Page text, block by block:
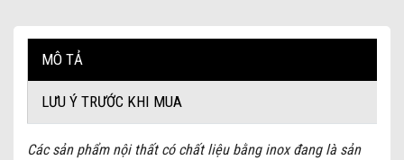
MÔ TẢ
LƯU Ý TRƯỚC KHI MUA
Các sản phẩm nội thất có chất liệu bằng inox đang là sản